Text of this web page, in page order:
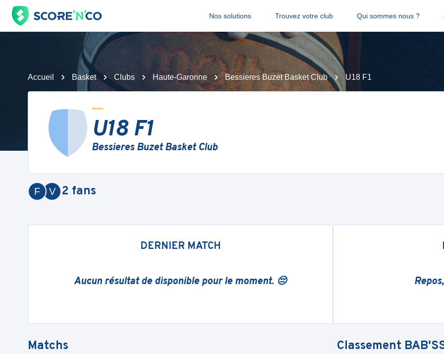
Nos solutions Trouvez votre club Qui sommes nous ?
Accueil Basket Clubs Haute-Garonne Bessieres Buzet Basket Club U18 F1
U18 F1
Bessieres Buzet Basket Club
V
F 2 fans
DERNIER MATCH
Aucun résultat de disponible pour le moment. 😔
Matchs Classement